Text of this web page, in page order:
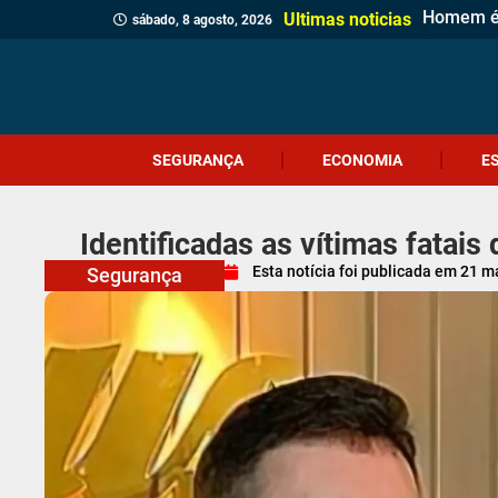
sábado, 8 agosto, 2026 Ultimas noticias Homem
Casa de
Gol
Polícia
Polícia
Sábado
Homem
Prouni
Ciclone-
Jovem
Câmara
Meninas
Projeto
SEGURANÇA ECONOMIA
Identificadas as vítimas fatais
Segurança Esta notícia foi publicada em 21